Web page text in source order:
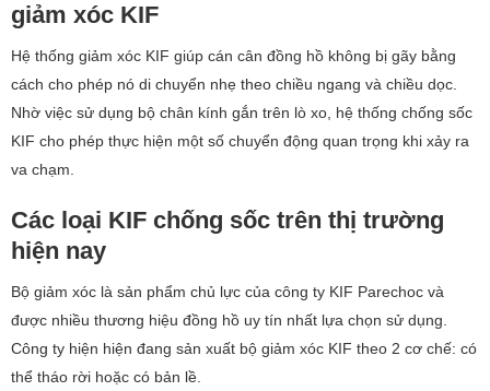
giảm xóc KIF
Hệ thống giảm xóc KIF giúp cán cân đồng hồ không bị gãy bằng
cách cho phép nó di chuyển nhẹ theo chiều ngang và chiều dọc.
Nhờ việc sử dụng bộ chân kính gắn trên lò xo, hệ thống chống sốc
KIF cho phép thực hiện một số chuyển động quan trọng khi xảy ra
va chạm.
Các loại KIF chống sốc trên thị trường
hiện nay
Bộ giảm xóc là sản phẩm chủ lực của công ty KIF Parechoc và
được nhiều thương hiệu đồng hồ uy tín nhất lựa chọn sử dụng.
Công ty hiện hiện đang sản xuất bộ giảm xóc KIF theo 2 cơ chế: có
thể tháo rời hoặc có bản lề.